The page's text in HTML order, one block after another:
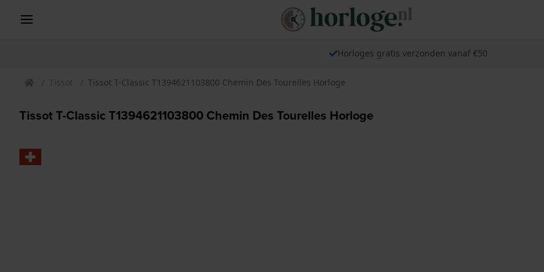
Horloges gratis verzonden vanaf €50
Tissot Tissot T-Classic T1394621103800 Chemin Des Tourelles Horloge
Tissot T-Classic T1394621103800 Chemin Des Tourelles Horloge